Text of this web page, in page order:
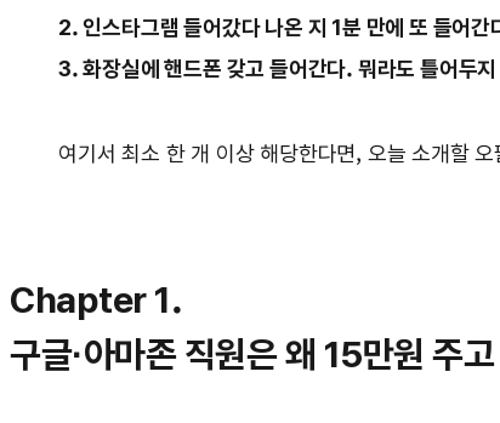
2. 인스타그램 들어갔다 나온 지 1분 만에 또 들어간
3. 화장실에 핸드폰 갖고 들어간다. 뭐라도 틀어두
여기서 최소 한 개 이상 해당한다면, 오늘 소개할 오
Chapter 1.
구글·아마존 직원은 왜 15만원 주